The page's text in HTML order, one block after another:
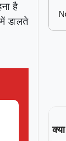
है
डालते